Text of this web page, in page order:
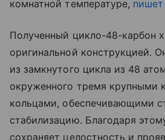
комнатной температуре, пишет
Полученный цикло-48-карбон
оригинальной конструкцией.
из замкнутого цикла из 48
окруженного тремя крупными
кольцами, обеспечивающими
стабилизацию. Благодаря
сохраняет целостность и